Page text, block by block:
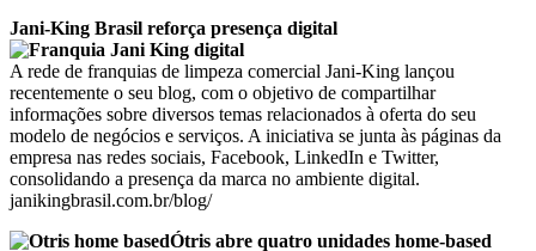
Jani-King Brasil reforça presença digital
A rede de franquias de limpeza comercial Jani-King lançou
recentemente o seu blog, com o objetivo de compartilhar
informações sobre diversos temas relacionados à oferta do seu
modelo de negócios e serviços. A iniciativa se junta às páginas da
empresa nas redes sociais, Facebook, LinkedIn e Twitter,
consolidando a presença da marca no ambiente digital.
janikingbrasil.com.br/blog/
Ótris abre quatro unidades home-based